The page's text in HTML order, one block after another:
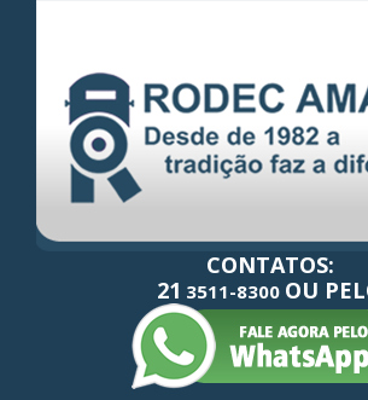
CONTATOS:
21 3511-8300 OU